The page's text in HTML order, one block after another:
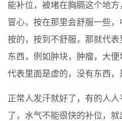
能补位，被堵在胸膈这个地
冒心，按在那里会舒服一些
按的，按到不舒服，那就代
东西，例如肿块，肿瘤，大
代表里面是虚的，没有东西，
正常人发汗就好了，有的人
了，水气不能很快的补位，